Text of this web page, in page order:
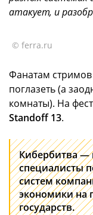
атакует, и
© ferra.ru
Фанатам стримов
поглазеть (а
комнаты). На
Standoff 13.
Кибербитва —
специалисты
систем
экономики на
государств.